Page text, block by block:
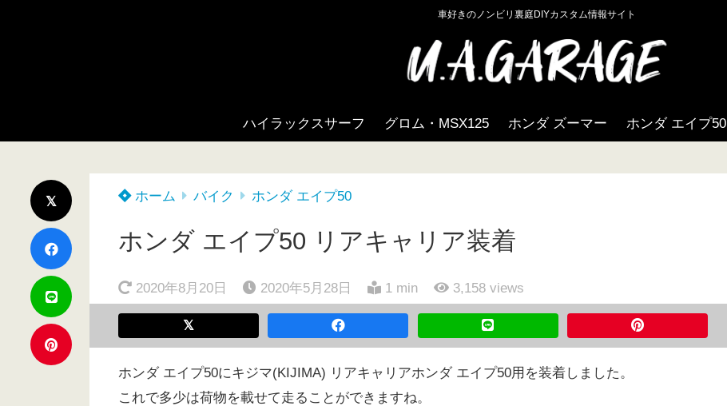
車好きのノンビリ裏庭DIYカスタム情報サイト
ハイラックスサーフ グロム・MSX125 ホンダ ズーマー ホンダ エイプ50
ホーム バイク ホンダ エイプ50
ホンダ エイプ50 リアキャリア装着
2020年8月20日 2020年5月28日 1 min 3,158 views
ホンダ エイプ50にキジマ(KIJIMA) リアキャリアホンダ エイプ50用を装着しました。
これで多少は荷物を載せて走ることができますね。